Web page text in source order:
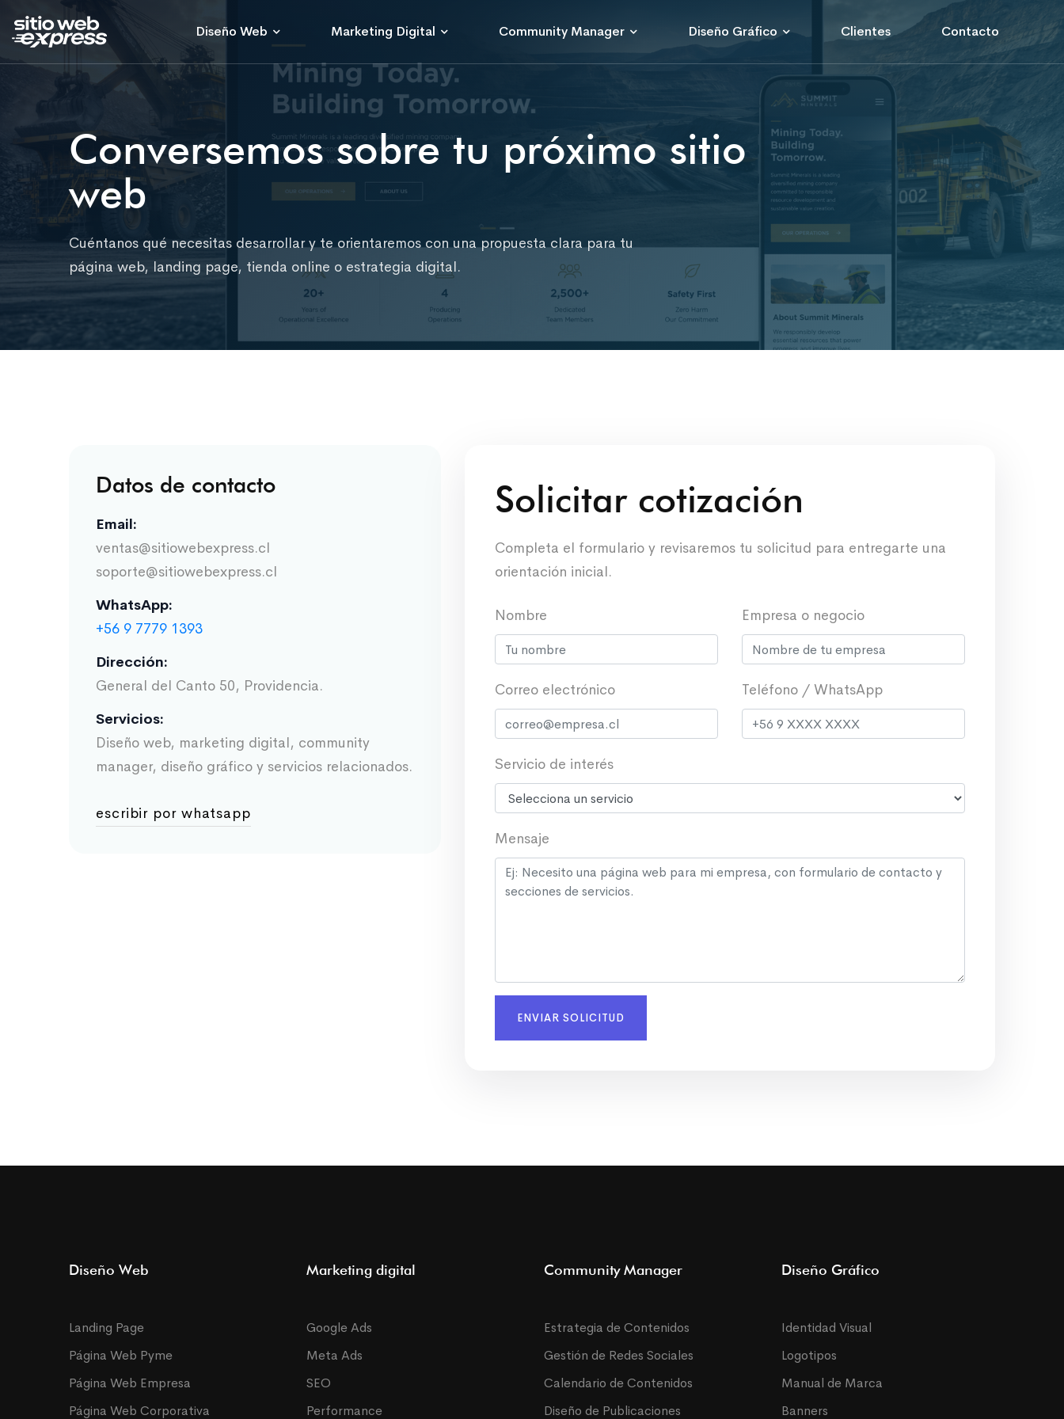
Diseño Web Marketing Digital Community Manager Diseño Gráfico Clientes Contacto
Conversemos sobre tu próximo sitio
web
Cuéntanos qué necesitas desarrollar y te orientaremos con una propuesta clara para tu
página web, landing page, tienda online o estrategia digital.
Datos de contacto
Email:
ventas@sitiowebexpress.cl
soporte@sitiowebexpress.cl
WhatsApp:
+56 9 7779 1393
Dirección:
General del Canto 50, Providencia.
Servicios:
Diseño web, marketing digital, community
manager, diseño gráfico y servicios relacionados.
escribir por whatsapp
Solicitar cotización
Completa el formulario y revisaremos tu solicitud para entregarte una
orientación inicial.
Nombre Empresa o negocio
Correo electrónico Teléfono / WhatsApp
Servicio de interés
Mensaje
ENVIAR SOLICITUD
Diseño Web
Landing Page
Página Web Pyme
Página Web Empresa
Página Web Corporativa
Marketing digital
Google Ads
Meta Ads
SEO
Performance
Community Manager
Estrategia de Contenidos
Gestión de Redes Sociales
Calendario de Contenidos
Diseño de Publicaciones
Diseño Gráfico
Identidad Visual
Logotipos
Manual de Marca
Banners